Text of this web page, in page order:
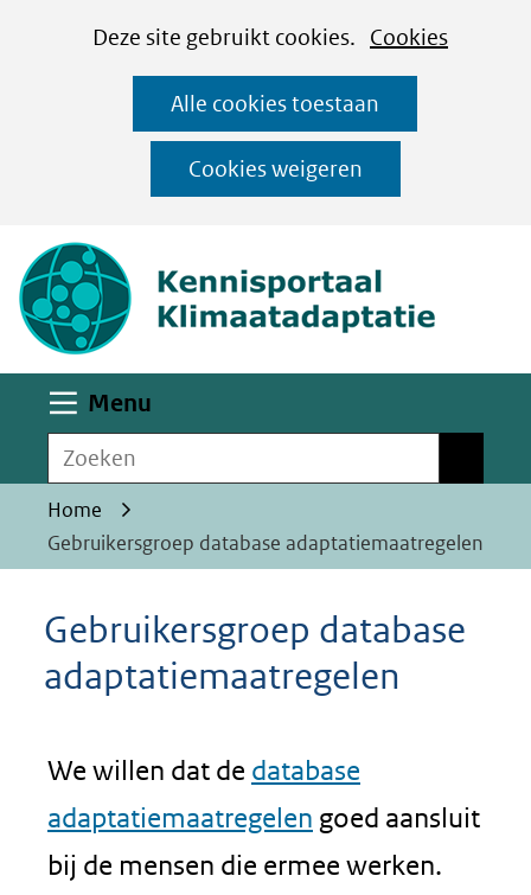
CookiesDeze site gebruikt cookies. Cookies
op
deze
website
worden
toegestaan
geweigerd.
Alle cookies toestaan
Cookies weigeren
Ga
naar
de
inhoud
Menu
Zoeken
Home
Gebruikersgroep database adaptatiemaatregelen
Gebruikersgroep database
adaptatiemaatregelen
We willen dat de database
adaptatiemaatregelen goed aansluit
bij de mensen die ermee werken.